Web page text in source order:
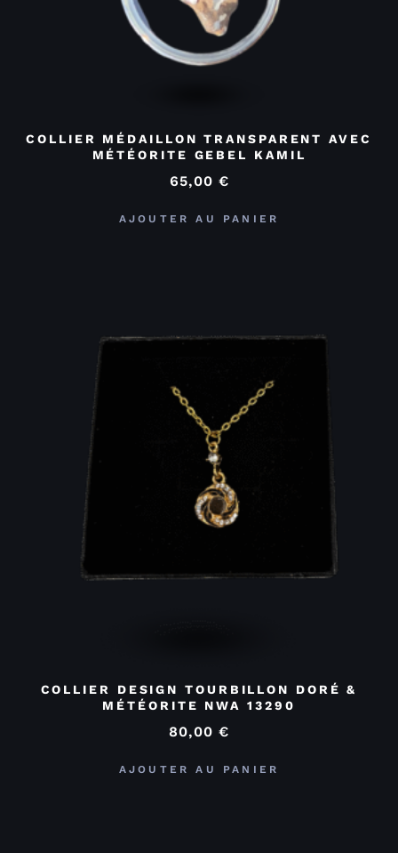
COLLIER MÉDAILLON TRANSPARENT AVEC
MÉTÉORITE GEBEL KAMIL
65,00 €
AJOUTER AU PANIER
COLLIER DESIGN TOURBILLON DORÉ &
MÉTÉORITE NWA 13290
80,00 €
AJOUTER AU PANIER